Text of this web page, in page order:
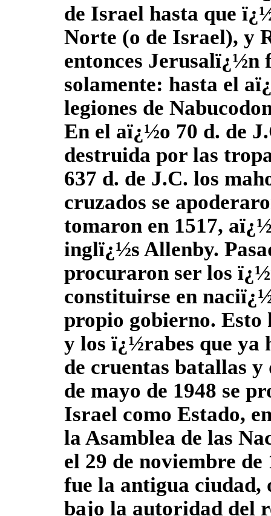
de Israel hasta que
Norte (o de Israel), y
entonces Jerusalï¿½n
solamente: hasta el
legiones de
En el aï¿½o 70 d. de
destruida por las
637 d. de J.C. los
cruzados se
tomaron en 1517,
inglï¿½s Allenby.
procuraron ser los
constituirse en
propio gobierno. Esto
y los ï¿½rabes que ya
de cruentas batallas
de mayo de 1948 se
Israel como Estado,
la Asamblea de las
el 29 de noviembre
fue la antigua ciudad,
bajo la autoridad del